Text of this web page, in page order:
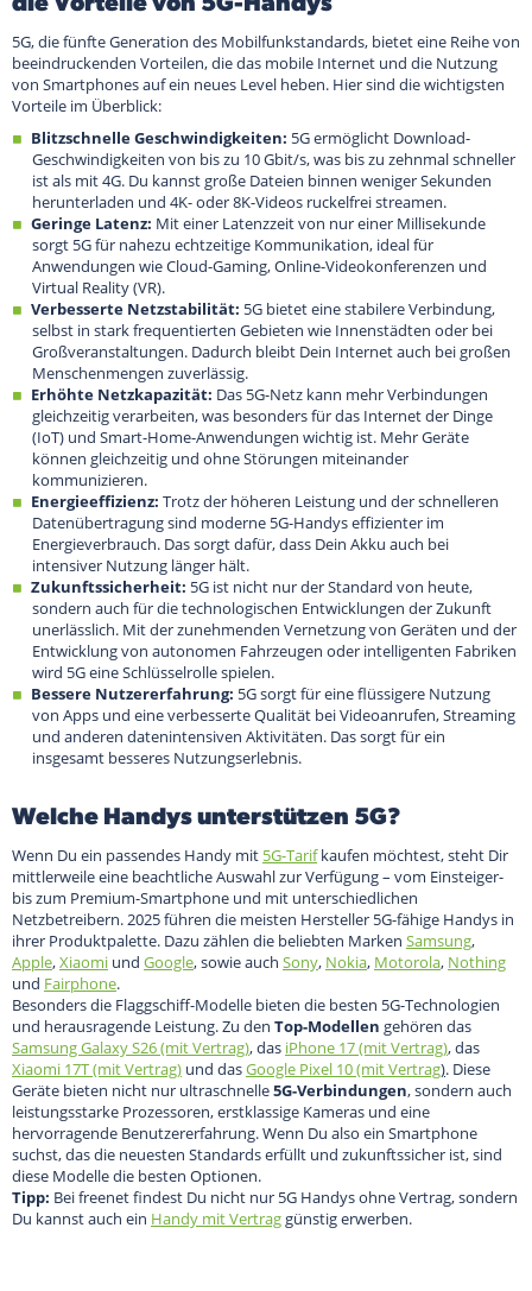
die Vorteile von 5G-Handys
5G, die fünfte Generation des Mobilfunkstandards, bietet eine Reihe von
beeindruckenden Vorteilen, die das mobile Internet und die Nutzung
von Smartphones auf ein neues Level heben. Hier sind die wichtigsten
Vorteile im Überblick:
Blitzschnelle Geschwindigkeiten: 5G ermöglicht Download-
Geschwindigkeiten von bis zu 10 Gbit/s, was bis zu zehnmal schneller
ist als mit 4G. Du kannst große Dateien binnen weniger Sekunden
herunterladen und 4K- oder 8K-Videos ruckelfrei streamen.
Geringe Latenz: Mit einer Latenzzeit von nur einer Millisekunde
sorgt 5G für nahezu echtzeitige Kommunikation, ideal für
Anwendungen wie Cloud-Gaming, Online-Videokonferenzen und
Virtual Reality (VR).
Verbesserte Netzstabilität: 5G bietet eine stabilere Verbindung,
selbst in stark frequentierten Gebieten wie Innenstädten oder bei
Großveranstaltungen. Dadurch bleibt Dein Internet auch bei großen
Menschenmengen zuverlässig.
Erhöhte Netzkapazität: Das 5G-Netz kann mehr Verbindungen
gleichzeitig verarbeiten, was besonders für das Internet der Dinge
(IoT) und Smart-Home-Anwendungen wichtig ist. Mehr Geräte
können gleichzeitig und ohne Störungen miteinander
kommunizieren.
Energieeffizienz: Trotz der höheren Leistung und der schnelleren
Datenübertragung sind moderne 5G-Handys effizienter im
Energieverbrauch. Das sorgt dafür, dass Dein Akku auch bei
intensiver Nutzung länger hält.
Zukunftssicherheit: 5G ist nicht nur der Standard von heute,
sondern auch für die technologischen Entwicklungen der Zukunft
unerlässlich. Mit der zunehmenden Vernetzung von Geräten und der
Entwicklung von autonomen Fahrzeugen oder intelligenten Fabriken
wird 5G eine Schlüsselrolle spielen.
Bessere Nutzererfahrung: 5G sorgt für eine flüssigere Nutzung
von Apps und eine verbesserte Qualität bei Videoanrufen, Streaming
und anderen datenintensiven Aktivitäten. Das sorgt für ein
insgesamt besseres Nutzungserlebnis.
Welche Handys unterstützen 5G?
Wenn Du ein passendes Handy mit 5G-Tarifkaufen möchtest, steht Dir
mittlerweile eine beachtliche Auswahl zur Verfügung – vom Einsteiger-
bis zum Premium-Smartphone und mit unterschiedlichen
Netzbetreibern. 2025 führen die meisten Hersteller 5G-fähige Handys in
ihrer Produktpalette. Dazu zählen die beliebten Marken Samsung,
Apple,Xiaomi und Google, sowie auch Sony, Nokia, Motorola, Nothing
und Fairphone.
Besonders die Flaggschiff-Modelle bieten die besten 5G-Technologien
und herausragende Leistung. Zu den Top-Modellen gehören das
Samsung Galaxy S26 (mit Vertrag), das iPhone 17 (mit Vertrag), das
Xiaomi 17T (mit Vertrag) und dasGoogle Pixel 10 (mit Vertrag). Diese
Geräte bieten nicht nur ultraschnelle5G-Verbindungen, sondern auch
leistungsstarke Prozessoren, erstklassige Kameras und eine
hervorragende Benutzererfahrung. Wenn Du also ein Smartphone
suchst, das die neuesten Standards erfüllt und zukunftssicher ist, sind
diese Modelle die besten Optionen.
Tipp: Bei freenet findest Du nicht nur 5G Handys ohne Vertrag, sondern
Du kannst auch ein Handy mit Vertraggünstig erwerben.